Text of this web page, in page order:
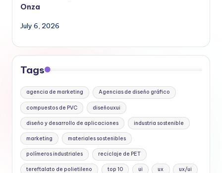
Onza
July 6, 2026
Tags
agencia de marketing Agencias de diseño gráfico
compuestos de PVC diseñouxui
diseño y desarrollo de aplicaciones industria sostenible
marketing materiales sostenibles
polímeros industriales reciclaje de PET
tereftalato de polietileno top 10 ui ux ux/ui